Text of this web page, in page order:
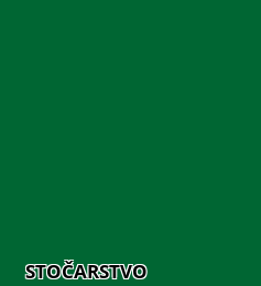
STOČARSTVO